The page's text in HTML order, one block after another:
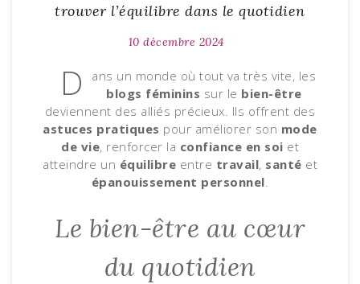
trouver l’équilibre dans le quotidien
10 décembre 2024
D
ans un monde où tout va très vite, les
blogs féminins sur le bien-être
deviennent des alliés précieux. Ils offrent des
astuces pratiques pour améliorer son mode
de vie, renforcer la confiance en soi et
atteindre un équilibre entre travail, santé et
épanouissement personnel.
Le bien-être au cœur
du quotidien